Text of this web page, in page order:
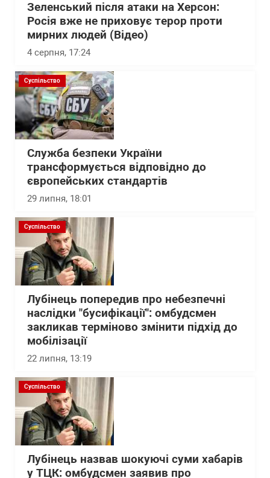
Зеленський після атаки на Херсон:
Росія вже не приховує терор проти
мирних людей (Відео)
4 серпня, 17:24
Суспільство
Служба безпеки України
трансформується відповідно до
європейських стандартів
29 липня, 18:01
Суспільство
Лубінець попередив про небезпечні
наслідки "бусифікації": омбудсмен
закликав терміново змінити підхід до
мобілізації
22 липня, 13:19
Суспільство
Лубінець назвав шокуючі суми хабарів
у ТЦК: омбудсмен заявив про